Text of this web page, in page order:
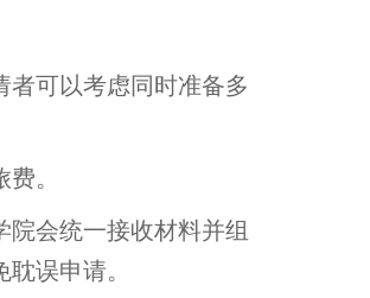
者可以考虑同时准备多
。
会统一接收材料并组
误申请。